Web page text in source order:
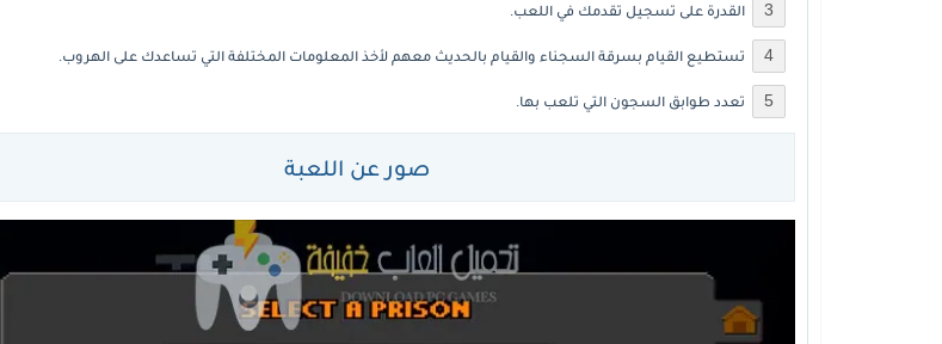
القدرة على تسجيل تقدمك في اللعب.
تستطيع القيام بسرقة السجناء والقيام بالحديث معهم لأخذ المعلومات المختلفة التي تساعدك على الهروب.
تعدد طوابق السجون التي تلعب بها.
صور عن اللعبة